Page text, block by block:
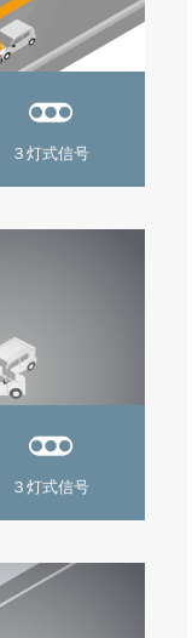
３灯式信号
３灯式信号